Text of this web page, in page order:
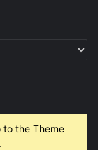
to the Theme